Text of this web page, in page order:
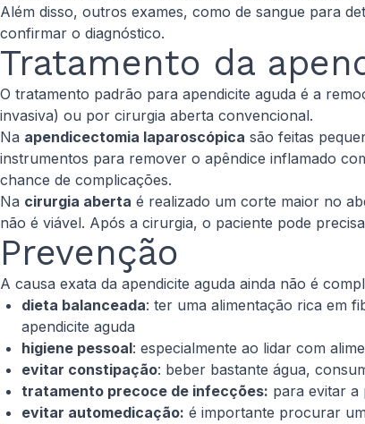
Além disso, outros exames, como de sangue para
confirmar o diagnóstico.
Tratamento da
O tratamento padrão para apendicite aguda é a
invasiva) ou por cirurgia aberta convencional.
Na apendicectomia laparoscópica são feitas
instrumentos para remover o apêndice inflamado
chance de complicações.
Na cirurgia aberta é realizado um corte maior no
não é viável. Após a cirurgia, o paciente pode
Prevenção
A causa exata da apendicite aguda ainda não é
dieta balanceada: ter uma alimentação rica em
apendicite aguda
higiene pessoal: especialmente ao lidar com
evitar constipação: beber bastante água,
tratamento precoce de infecções: para evitar a
evitar automedicação: é importante procurar